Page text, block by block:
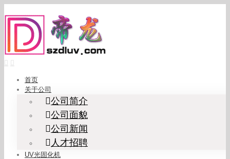
to
content
首页
关于公司
公司简介
公司面貌
公司新闻
人才招聘
UV光固化机